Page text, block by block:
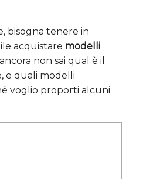
bisogna tenere in
acquistare modelli
non sai qual è il
e quali modelli
voglio proporti alcuni